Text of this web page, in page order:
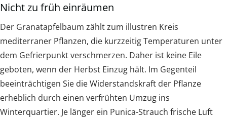
Nicht zu früh einräumen
Der Granatapfelbaum zählt zum illustren Kreis
mediterraner Pflanzen, die kurzzeitig Temperaturen unter
dem Gefrierpunkt verschmerzen. Daher ist keine Eile
geboten, wenn der Herbst Einzug hält. Im Gegenteil
beeinträchtigen Sie die Widerstandskraft der Pflanze
erheblich durch einen verfrühten Umzug ins
Winterquartier. Je länger ein Punica-Strauch frische Luft